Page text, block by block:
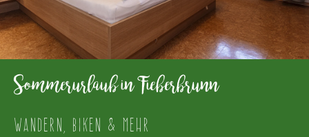
Sommerurlaub in Fieberbrunn
WANDERN, BIKEN & MEHR